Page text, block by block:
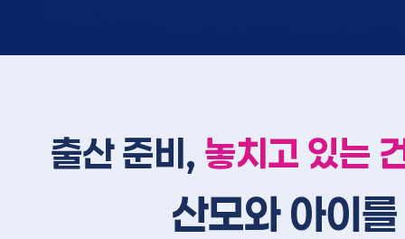
출산 준비, 놓치고 있는
산모와 아이